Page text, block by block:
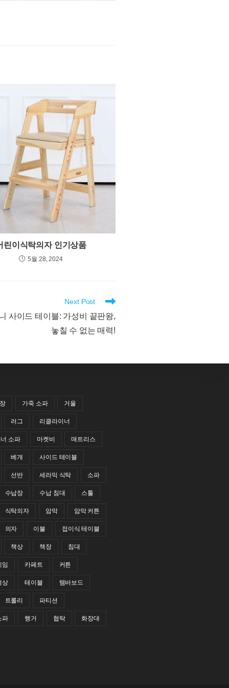
린이식탁의자 인기상품
5월 28, 2024
Next Post
사이드 테이블: 가성비 끝판왕,
놓칠 수 없는 매력!
가죽 소파 거울
러그 리클라이너
소파 마켓비 매트리스
베개 사이드 테이블
선반 세라믹 식탁 소파
수납장 수납 침대 스툴
식탁의자 암막 암막 커튼
의자 이불 접이식 테이블
책상 책장 침대
임 카페트 커튼
상 테이블 템바보드
트롤리 파티션
파 행거 협탁 화장대